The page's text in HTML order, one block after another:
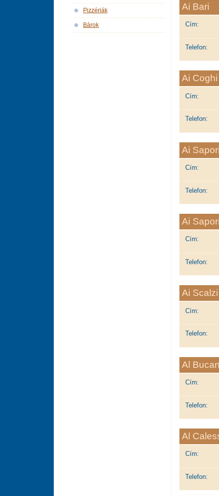
Ai Bari
Cím:
Telefon:
Ai
Cím:
Telefon:
Ai
Cím:
Telefon:
Ai
Cím:
Telefon:
Ai Scalzi
Cím:
Telefon:
Al
Cím:
Telefon:
Al
Cím:
Telefon:
Pizzériák
Bárok